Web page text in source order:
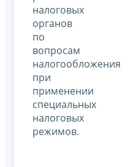
налоговых
органов
по
вопросам
налогообложения
при
применении
специальных
налоговых
режимов.